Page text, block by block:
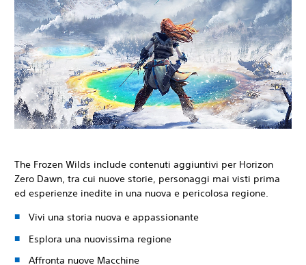
The Frozen Wilds include contenuti aggiuntivi per Horizon
Zero Dawn, tra cui nuove storie, personaggi mai visti prima
ed esperienze inedite in una nuova e pericolosa regione.
Vivi una storia nuova e appassionante
Esplora una nuovissima regione
Affronta nuove Macchine